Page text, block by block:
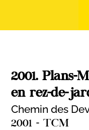
2001. Plans-
en rez-de-
Chemin des
2001 - TCM